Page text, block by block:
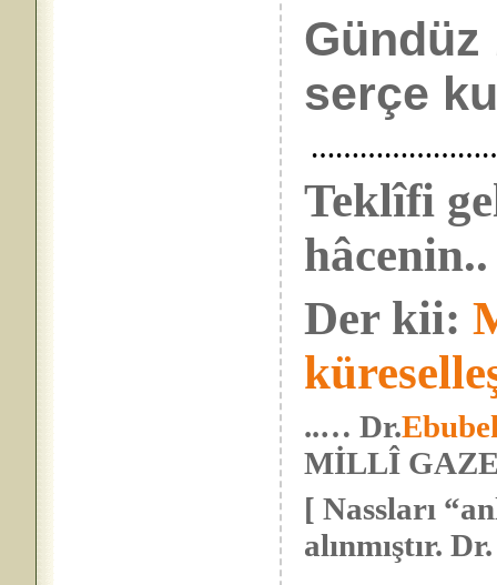
Gündüz
serçe
Teklîfi
hâcenin..
Der kii:
..… Dr.
MİLLÎ
[ Nassları
alınmıştır.